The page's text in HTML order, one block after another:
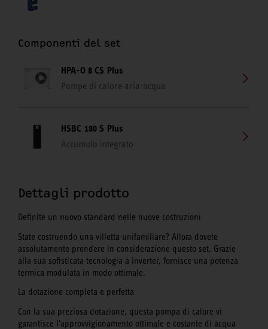
Componenti del set
HPA-O 8 CS Plus
Pompe di calore aria-acqua
HSBC 180 S Plus
Accumulo integrato
Dettagli prodotto
Definite un nuovo standard nelle nuove costruzioni
State costruendo una villetta unifamiliare? Allora dovete
assolutamente prendere in considerazione questo set. Grazie
alla sua sofisticata tecnologia a inverter, fornisce una potenza
termica modulata in modo ottimale.
La dotazione completa e perfetta
Con la sua preziosa dotazione, questa pompa di calore vi
garantisce l'approvvigionamento ottimale e costante di acqua